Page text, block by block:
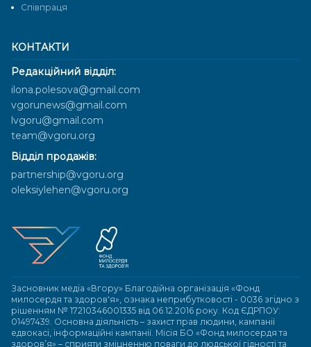
КОНТАКТИ
Редакційний відділ:
ilona.polesova@gmail.com
vgorunews@gmail.com
lvgoru@gmail.com
team@vgoru.org
Відділ продажів:
partnership@vgoru.org
oleksiylehen@vgoru.org
Засновник медіа «Вгору» Благодійна організація «Фонд
милосердя та здоров'я», ознака неприбутковості - 0036 згідно з
рішенням № 17210346001335 від 06.12.2016 року. Код ЄДРПОУ:
01497439. Основна діяльність – захист прав людини, кампанії
едвокасі, інформаційні кампанії. Місія БО «Фонд милосердя та
здоров’я» – сприяти зміцненню поваги до людської гідності та
Cпівпраця